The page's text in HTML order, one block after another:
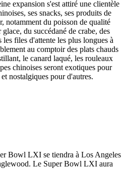
expansion s'est attiré une clientèle
ses snacks, ses produits de
notamment du poisson de qualité
du succédané de crabe, des
files d'attente les plus longues à
au comptoir des plats chauds
le canard laqué, les rouleaux
chinoises seront exotiques pour
nostalgiques pour d'autres.
Bowl LXI se tiendra à Los Angeles
Le Super Bowl LXI aura